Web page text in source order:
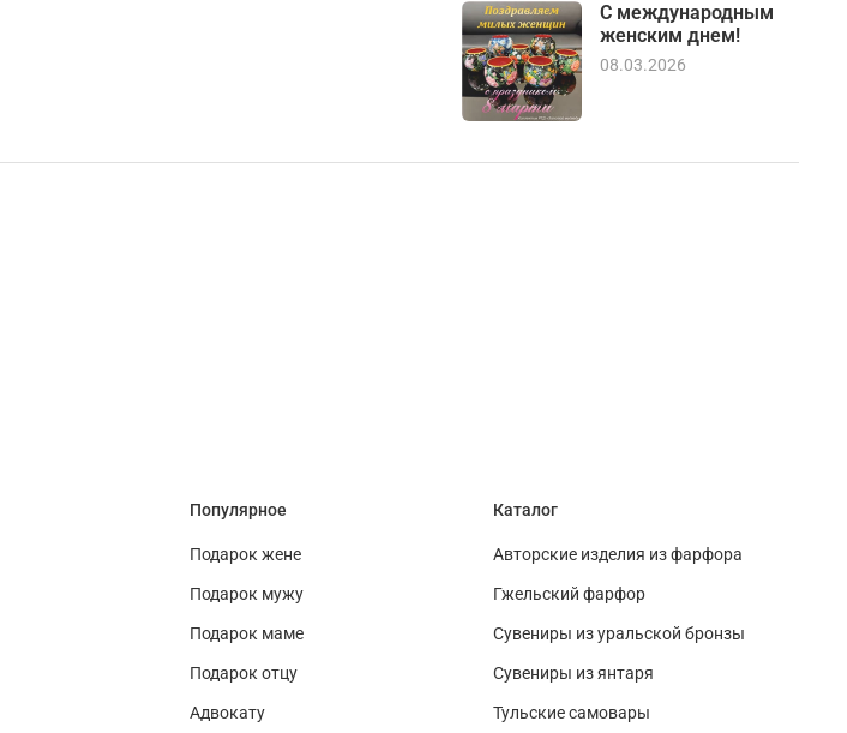
С международным
женским днем!
08.03.2026
Популярное
Подарок жене
Подарок мужу
Подарок маме
Подарок отцу
Адвокату
Каталог
Авторские изделия из фарфора
Гжельский фарфор
Сувениры из уральской бронзы
Сувениры из янтаря
Тульские самовары